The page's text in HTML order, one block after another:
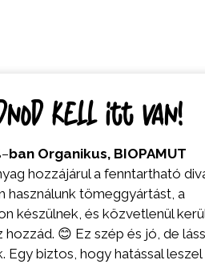
kell itt van!
–ban Organikus, BIOPAMUT
hozzájárul a fenntartható
használunk tömeggyártást, a
készülnek, és közvetlenül
😊 Ez szép és jó, de
biztos, hogy hatással leszel